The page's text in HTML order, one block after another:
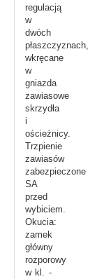
regulacją
w
dwóch
płaszczyznach,
wkręcane
w
gniazda
zawiasowe
skrzydła
i
ościeżnicy.
Trzpienie
zawiasów
zabezpieczone
SA
przed
wybiciem.
Okucia:
zamek
główny
rozporowy
w kl. -